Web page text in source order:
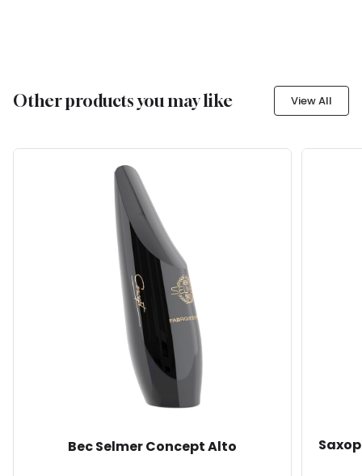
Other products you may like View All
Bec Selmer Concept Alto